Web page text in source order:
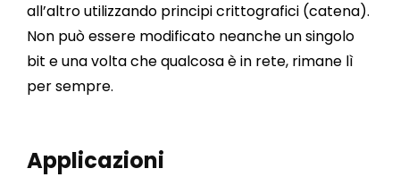
all’altro utilizzando principi crittografici (catena).
Non può essere modificato neanche un singolo
bit e una volta che qualcosa è in rete, rimane lì
per sempre.
Applicazioni